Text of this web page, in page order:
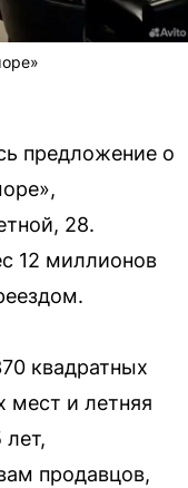
предложение о
28.
12 миллионов
квадратных
мест и летняя
лет,
продавцов,